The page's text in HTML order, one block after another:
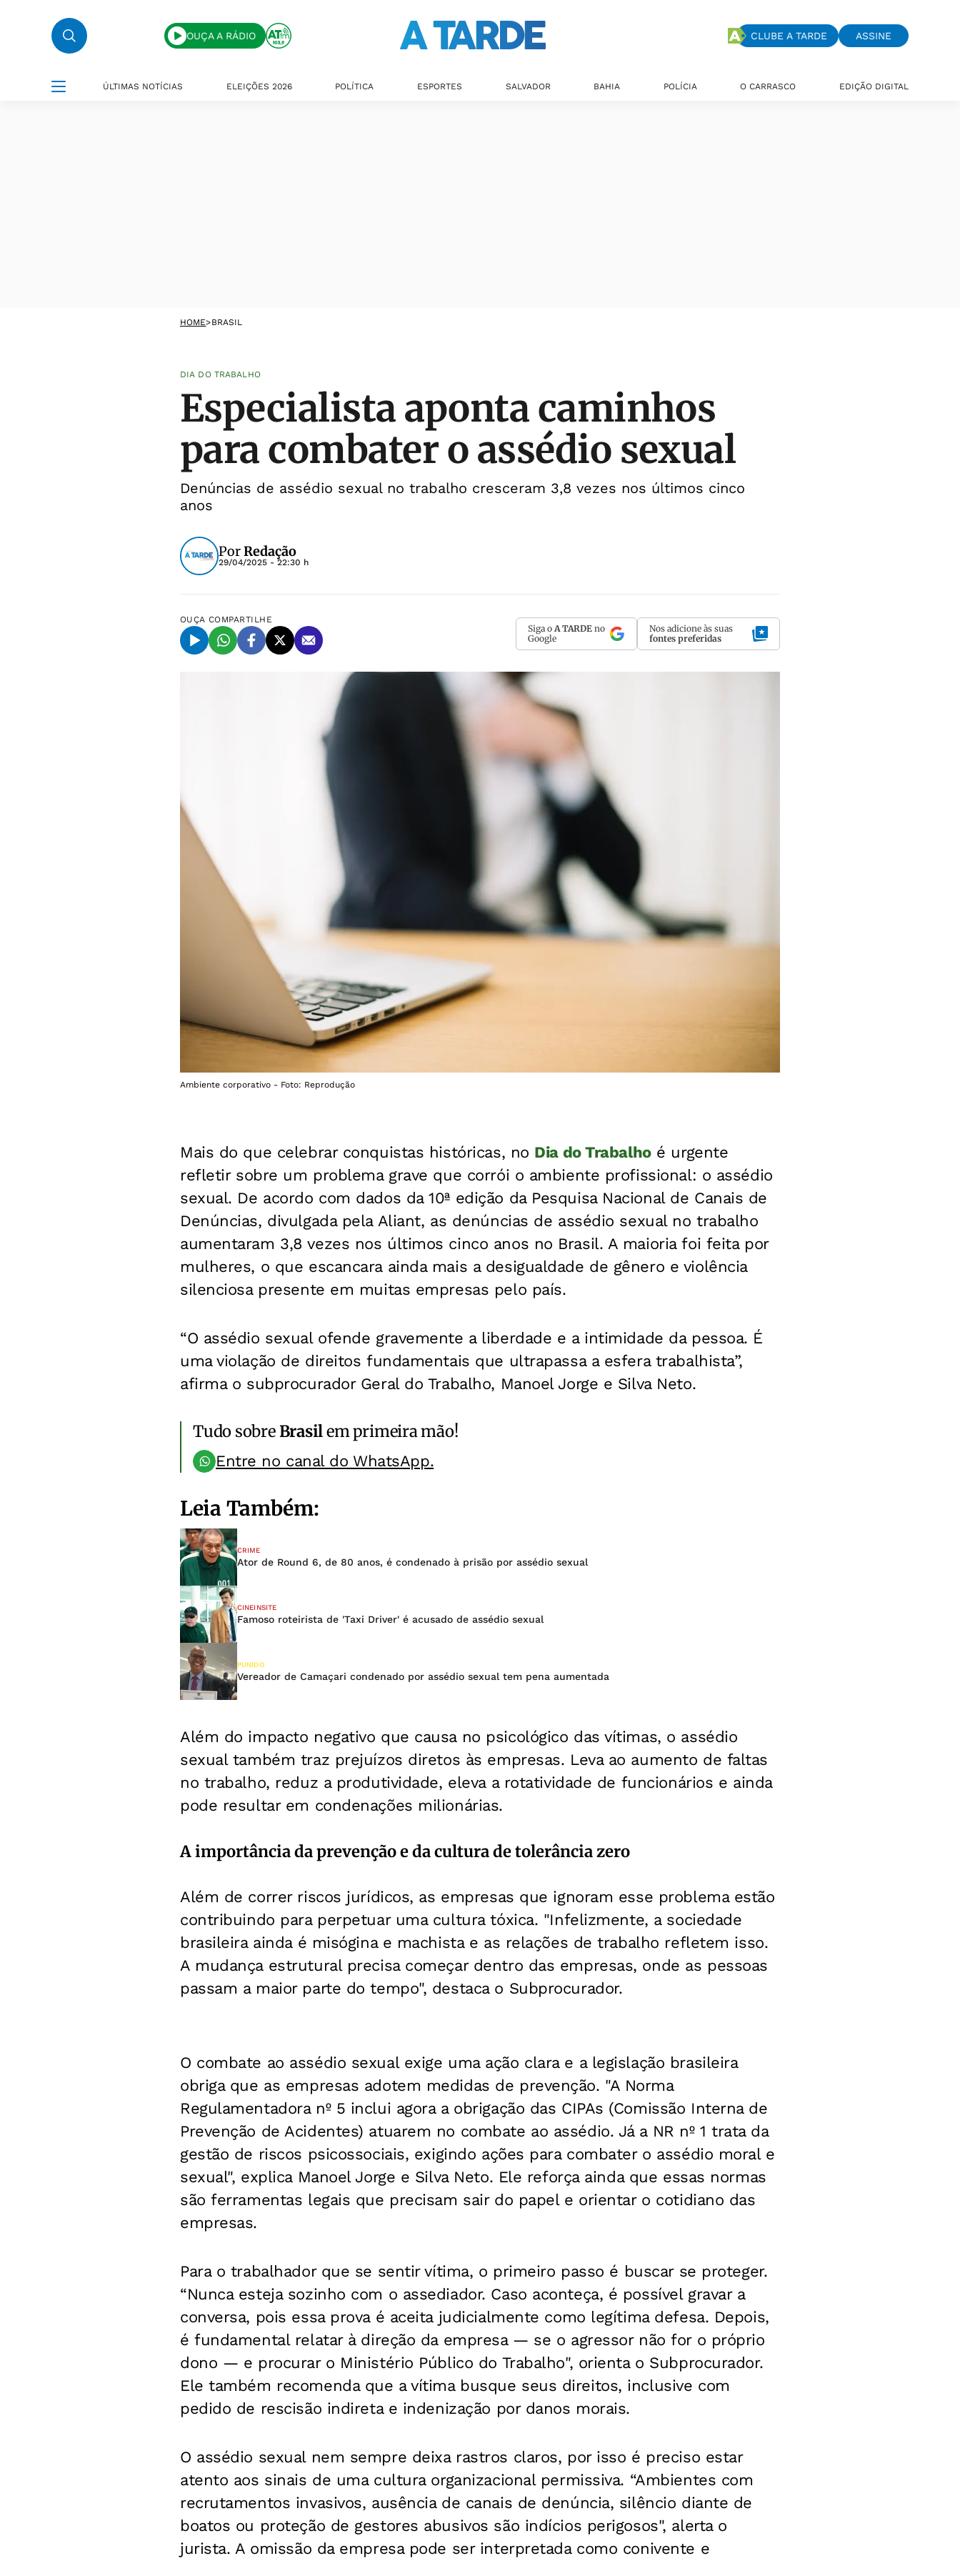
OUÇA A RÁDIO CLUBE A TARDE ASSINE
ÚLTIMAS NOTÍCIAS ELEIÇÕES 2026 POLÍTICA ESPORTES SALVADOR BAHIA POLÍCIA O CARRASCO EDIÇÃO DIGITAL
HOME>BRASIL
DIA DO TRABALHO
Especialista aponta caminhos
para combater o assédio sexual
Denúncias de assédio sexual no trabalho cresceram 3,8 vezes nos últimos cinco
anos
PorRedação
29/04/2025 - 22:30 h
OUÇA COMPARTILHE
Siga o A TARDE no
Google
Nos adicione às suas
fontes preferidas
Ambiente corporativo - Foto: Reprodução
Mais do que celebrar conquistas históricas, no Dia do Trabalhoé urgente
refletir sobre um problema grave que corrói o ambiente profissional: o assédio
sexual. De acordo com dados da 10ª edição da Pesquisa Nacional de Canais de
Denúncias, divulgada pela Aliant, as denúncias de assédio sexual no trabalho
aumentaram 3,8 vezes nos últimos cinco anos no Brasil. A maioria foi feita por
mulheres, o que escancara ainda mais a desigualdade de gênero e violência
silenciosa presente em muitas empresas pelo país.
“O assédio sexual ofende gravemente a liberdade e a intimidade da pessoa. É
uma violação de direitos fundamentais que ultrapassa a esfera trabalhista”,
afirma o subprocurador Geral do Trabalho, Manoel Jorge e Silva Neto.
Tudo sobreBrasilem primeira mão!
Entre no canal do WhatsApp.
Leia Também:
CRIME
Ator de Round 6, de 80 anos, é condenado à prisão por assédio sexual
CINEINSITE
Famoso roteirista de 'Taxi Driver' é acusado de assédio sexual
PUNIDO
Vereador de Camaçari condenado por assédio sexual tem pena aumentada
Além do impacto negativo que causa no psicológico das vítimas, o assédio
sexual também traz prejuízos diretos às empresas. Leva ao aumento de faltas
no trabalho, reduz a produtividade, eleva a rotatividade de funcionários e ainda
pode resultar em condenações milionárias.
A importância da prevenção e da cultura de tolerância zero
Além de correr riscos jurídicos, as empresas que ignoram esse problema estão
contribuindo para perpetuar uma cultura tóxica. "Infelizmente, a sociedade
brasileira ainda é misógina e machista e as relações de trabalho refletem isso.
A mudança estrutural precisa começar dentro das empresas, onde as pessoas
passam a maior parte do tempo", destaca o Subprocurador.
O combate ao assédio sexual exige uma ação clara e a legislação brasileira
obriga que as empresas adotem medidas de prevenção. "A Norma
Regulamentadora nº 5 inclui agora a obrigação das CIPAs (Comissão Interna de
Prevenção de Acidentes) atuarem no combate ao assédio. Já a NR nº 1 trata da
gestão de riscos psicossociais, exigindo ações para combater o assédio moral e
sexual", explica Manoel Jorge e Silva Neto. Ele reforça ainda que essas normas
são ferramentas legais que precisam sair do papel e orientar o cotidiano das
empresas.
Para o trabalhador que se sentir vítima, o primeiro passo é buscar se proteger.
“Nunca esteja sozinho com o assediador. Caso aconteça, é possível gravar a
conversa, pois essa prova é aceita judicialmente como legítima defesa. Depois,
é fundamental relatar à direção da empresa — se o agressor não for o próprio
dono — e procurar o Ministério Público do Trabalho", orienta o Subprocurador.
Ele também recomenda que a vítima busque seus direitos, inclusive com
pedido de rescisão indireta e indenização por danos morais.
O assédio sexual nem sempre deixa rastros claros, por isso é preciso estar
atento aos sinais de uma cultura organizacional permissiva. “Ambientes com
recrutamentos invasivos, ausência de canais de denúncia, silêncio diante de
boatos ou proteção de gestores abusivos são indícios perigosos", alerta o
jurista. A omissão da empresa pode ser interpretada como conivente e